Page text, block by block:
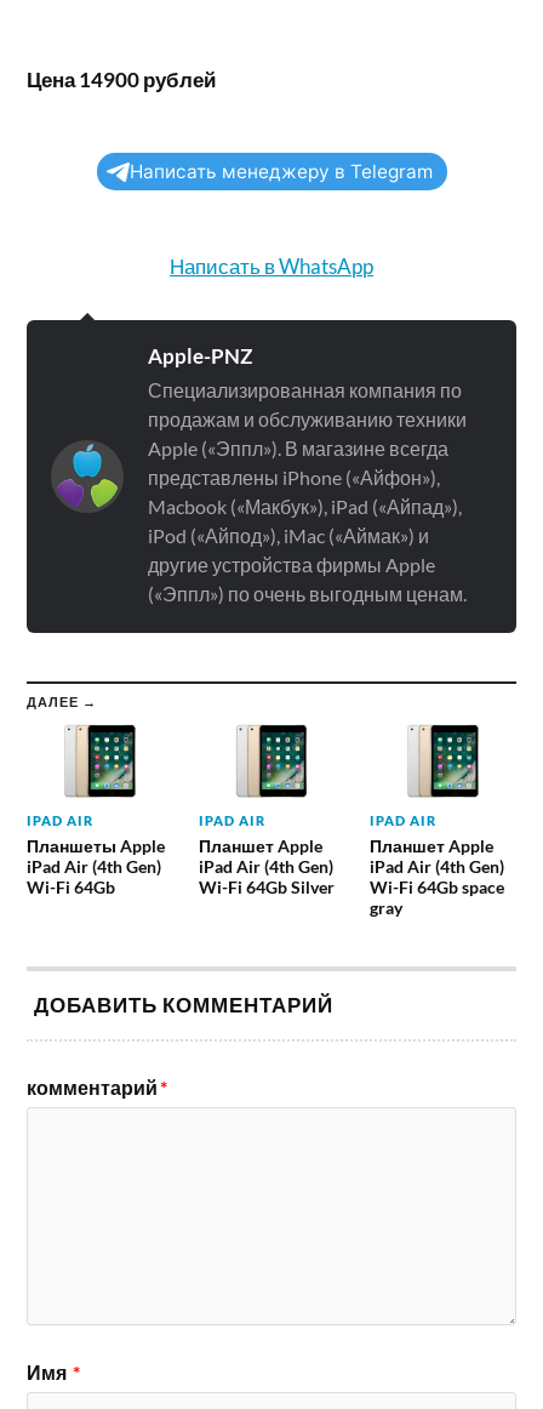
Цена 14900 рублей
Написать менеджеру в Telegram
Написать в WhatsApp
Apple-PNZ
Специализированная компания по
продажам и обслуживанию техники
Apple («Эппл»). В магазине всегда
представлены iPhone («Айфон»),
Macbook («Макбук»), iPad («Айпад»),
iPod («Айпод»), iMac («Аймак») и
другие устройства фирмы Apple
(«Эппл») по очень выгодным ценам.
ДАЛЕЕ →
IPAD AIR
Планшеты Apple
iPad Air (4th Gen)
Wi-Fi 64Gb
IPAD AIR
Планшет Apple
iPad Air (4th Gen)
Wi-Fi 64Gb Silver
IPAD AIR
Планшет Apple
iPad Air (4th Gen)
Wi-Fi 64Gb space
gray
ДОБАВИТЬ КОММЕНТАРИЙ
комментарий*
Имя *